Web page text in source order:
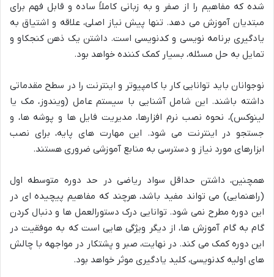
شده که مفاهیم را از صفر و به زبانی کاملاً ساده و قابل فهم برای
مبتدیان آموزش می دهد. تنها پیش نیاز اصلی، علاقه و اشتیاق به
یادگیری برنامه نویسی و کدنویسی است. داشتن یک ذهن کنجکاو و
تمایل به حل مسئله، بسیار کمک کننده خواهد بود.
نوجوانان باید توانایی کار با کامپیوتر و اینترنت را در سطح مقدماتی
داشته باشند. این شامل آشنایی با سیستم عامل (ویندوز، مک یا
لینوکس)، نحوه نصب نرم افزارها، مدیریت فایل ها و پوشه ها، و
جستجو در اینترنت می شود. این مهارت های پایه، برای نصب
ابزارهای مورد نیاز و دسترسی به منابع آموزشی ضروری هستند.
همچنین، داشتن حداقل سواد ریاضی در حد دوره متوسطه اول
(راهنمایی) می تواند مفید باشد، هرچند که مفاهیم پیچیده ای در
این دوره مطرح نمی شود. توانایی درک دستورالعمل ها و دنبال کردن
گام به گام آموزش ها، از دیگر ویژگی هایی است که به موفقیت در
این دوره کمک می کند. در نهایت، صبر و پشتکار در مواجهه با چالش
های اولیه کدنویسی، کلید یادگیری موثر خواهد بود.